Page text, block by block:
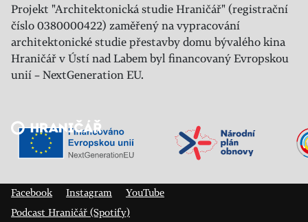
Projekt "Architektonická studie Hraničář" (registrační
číslo 0380000422) zaměřený na vypracování
architektonické studie přestavby domu bývalého kina
Hraničář v Ústí nad Labem byl financovaný Evropskou
unií – NextGeneration EU.
Veřejný sál Hraničář, spolek
Facebook
Instagram
YouTube
Podcast Hraničář (Spotify)